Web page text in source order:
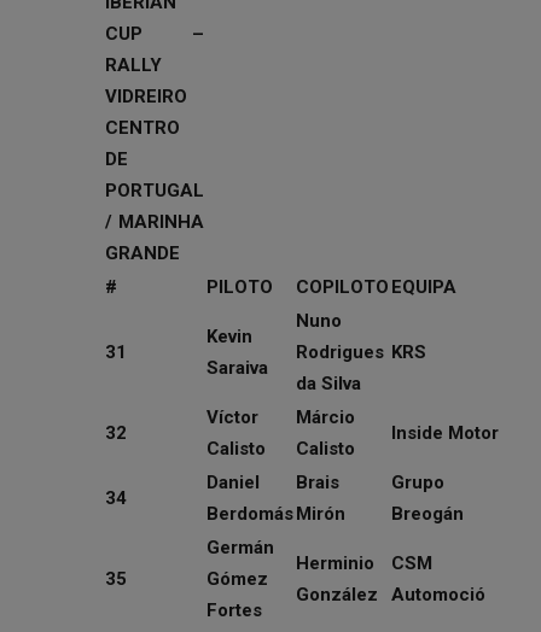
CUP –
RALLY
VIDREIRO
CENTRO
DE
PORTUGAL
/ MARINHA
GRANDE
#
PILOTO COPILOTO EQUIPA
31
Kevin
Saraiva
Nuno
Rodrigues
da Silva
KRS
32
Víctor
Calisto
Márcio
Calisto
Inside Motor
34
Daniel
Berdomás
Brais
Mirón
Grupo
Breogán
35
Germán
Gómez
Fortes
Herminio
González
CSM
Automoció